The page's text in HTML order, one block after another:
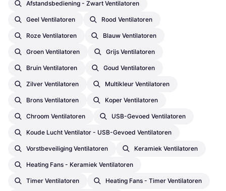
Afstandsbediening - Zwart Ventilatoren
Geel Ventilatoren Rood Ventilatoren
Roze Ventilatoren Blauw Ventilatoren
Groen Ventilatoren Grijs Ventilatoren
Bruin Ventilatoren Goud Ventilatoren
Zilver Ventilatoren Multikleur Ventilatoren
Brons Ventilatoren Koper Ventilatoren
Chroom Ventilatoren USB-Gevoed Ventilatoren
Koude Lucht Ventilator - USB-Gevoed Ventilatoren
Vorstbeveiliging Ventilatoren Keramiek Ventilatoren
Heating Fans - Keramiek Ventilatoren
Timer Ventilatoren Heating Fans - Timer Ventilatoren